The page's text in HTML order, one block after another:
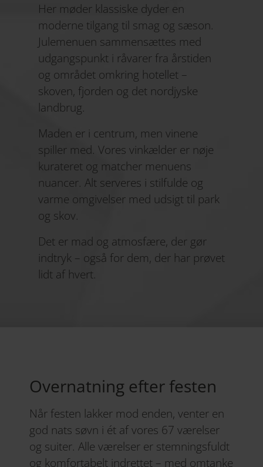
Her møder klassiske dyder en
moderne tilgang til smag og sæson.
Julemenuen sammensættes med
udgangspunkt i råvarer fra årstiden
og området omkring hotellet –
skoven, fjorden og det nordjyske
landbrug.
Maden er i centrum, men vinene
spiller med. Vores vinkælder er nøje
kurateret og matcher menuens
nuancer. Alt serveres i stilfulde og
varme omgivelser med udsigt til park
og skov.
Det er mad og atmosfære, der gør
indtryk – også for dem, der har prøvet
lidt af hvert.
Overnatning efter festen
Når festen lakker mod enden, venter en
god nats søvn i ét af vores 67 værelser
og suiter. Alle værelser er stemningsfuldt
og komfortabelt indrettet – med omtanke